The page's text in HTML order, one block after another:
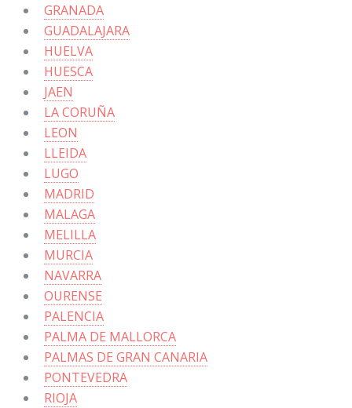
GRANADA
GUADALAJARA
HUELVA
HUESCA
JAEN
LA CORUÑA
LEON
LLEIDA
LUGO
MADRID
MALAGA
MELILLA
MURCIA
NAVARRA
OURENSE
PALENCIA
PALMA DE MALLORCA
PALMAS DE GRAN CANARIA
PONTEVEDRA
RIOJA